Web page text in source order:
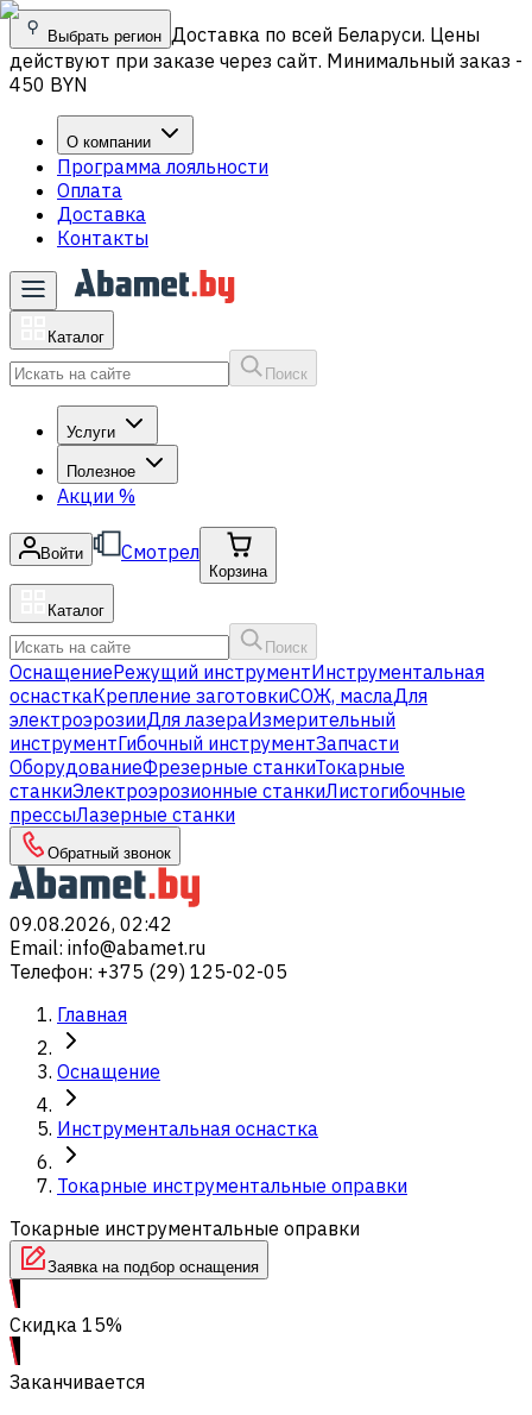
Выбрать регион Доставка по всей Беларуси. Цены
действуют при заказе через сайт. Минимальный заказ -
450 BYN
О компании
Программа лояльности
Оплата
Доставка
Контакты
Каталог
Поиск
Услуги
Полезное
Акции %
Войти Смотрел
Корзина
Каталог
Поиск
ОснащениеРежущий инструментИнструментальная
оснасткаКрепление заготовкиСОЖ, маслаДля
электроэрозииДля лазераИзмерительный
инструментГибочный инструментЗапчасти
ОборудованиеФрезерные станкиТокарные
станкиЭлектроэрозионные станкиЛистогибочные
прессыЛазерные станки
Обратный звонок
09.08.2026, 02:42
Email: info@abamet.ru
Телефон: +375 (29) 125-02-05
Главная
Оснащение
Инструментальная оснастка
Токарные инструментальные оправки
Токарные инструментальные оправки
Заявка на подбор оснащения
Скидка 15%
Заканчивается